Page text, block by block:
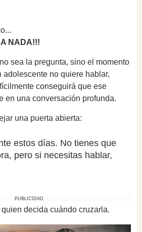
NADA!!!
sea la pregunta, sino el momento
no quiere hablar,
conseguirá que ese
en una conversación profunda.
una puerta abierta:
estos días. No tienes que
pero si necesitas hablar,
PUBLICIDAD
decida cuándo cruzarla.